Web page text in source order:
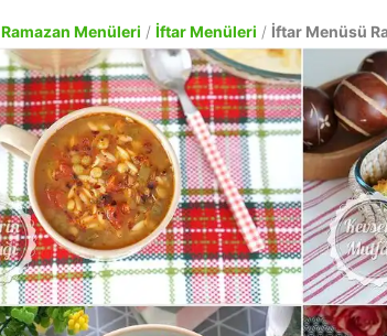
Ramazan Menüleri / İftar Menüleri / İftar Menüsü